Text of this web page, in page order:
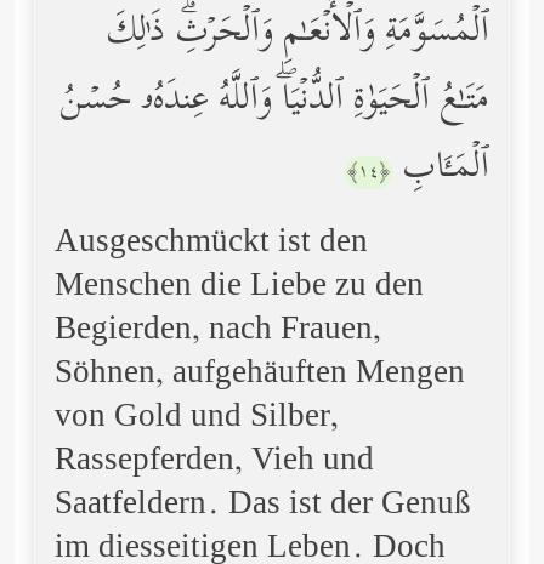
ٱلۡمُسَوَّمَةِ وَٱلۡأَنۡعَـٰمِ وَٱلۡحَرۡثِۗ ذَ ٰ⁠لِكَ
مَتَـٰعُ ٱلۡحَیَوٰةِ ٱلدُّنۡیَاۖ وَٱللَّهُ عِندَهُۥ حُسۡنُ
ٱلۡمَـَٔابِ ﴿١٤﴾
Ausgeschmückt ist den
Menschen die Liebe zu den
Begierden, nach Frauen,
Söhnen, aufgehäuften Mengen
von Gold und Silber,
Rassepferden, Vieh und
Saatfeldern. Das ist der Genuß
im diesseitigen Leben. Doch